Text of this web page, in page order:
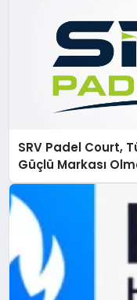
SRV Padel Court,
Güçlü Markası